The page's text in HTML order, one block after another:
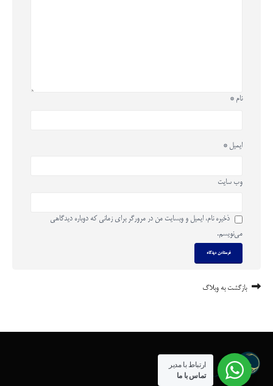
نام *
ایمیل *
وب‌ سایت
ذخیره نام، ایمیل و وبسایت من در مرورگر برای زمانی که دوباره دیدگاهی
می‌نویسم.
بازگشت به وبلاگ
ارتباط با مدیر
تماس با ما